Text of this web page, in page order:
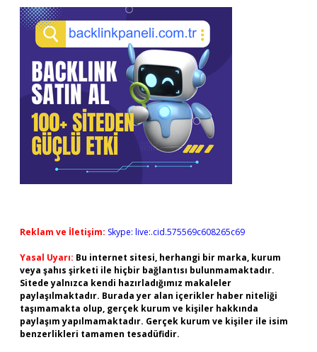
Reklam ve İletişim: Skype: live:.cid.575569c608265c69
Yasal Uyarı: Bu internet sitesi, herhangi bir marka, kurum
veya şahıs şirketi ile hiçbir bağlantısı bulunmamaktadır.
Sitede yalnızca kendi hazırladığımız makaleler
paylaşılmaktadır. Burada yer alan içerikler haber niteliği
taşımamakta olup, gerçek kurum ve kişiler hakkında
paylaşım yapılmamaktadır. Gerçek kurum ve kişiler ile isim
benzerlikleri tamamen tesadüfidir.